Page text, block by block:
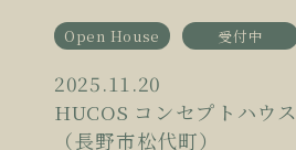
Open House 受付中
2025.11.20
HUCOS コンセプトハウス
（長野市松代町）